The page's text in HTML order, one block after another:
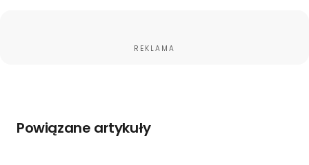
REKLAMA
Powiązane artykuły